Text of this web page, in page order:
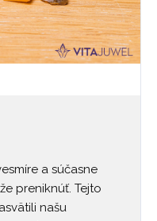
a súčasne
preniknúť. Tejto
našu